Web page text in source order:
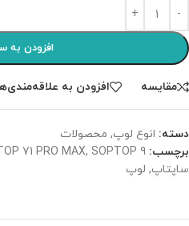
افزودن به
مقایسه افزودن به
دسته: انوع لوپ, محصولات
برچسب:
71 PRO MAX, SOPTOP 9
ساپتاپ, لوپ